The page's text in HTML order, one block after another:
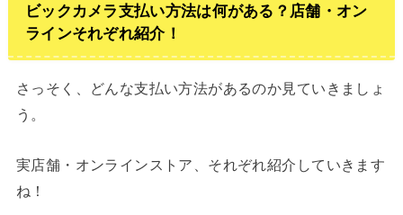
ビックカメラ支払い方法は何がある？店舗・オン
ラインそれぞれ紹介！
さっそく、どんな支払い方法があるのか見ていきましょ
う。
実店舗・オンラインストア、それぞれ紹介していきます
ね！